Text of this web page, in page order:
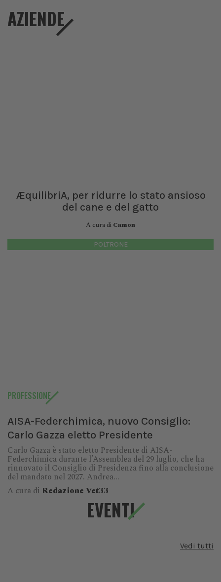
AZIENDE
ÆquilibriA, per ridurre lo stato ansioso
del cane e del gatto
A cura di Camon
POLTRONE
PROFESSIONE
AISA-Federchimica, nuovo Consiglio:
Carlo Gazza eletto Presidente
Carlo Gazza è stato eletto Presidente di AISA-
Federchimica durante l’Assemblea del 29 luglio, che ha
rinnovato il Consiglio di Presidenza fino alla conclusione
del mandato nel 2027. Andrea...
A cura di Redazione Vet33
EVENTI
Vedi tutti